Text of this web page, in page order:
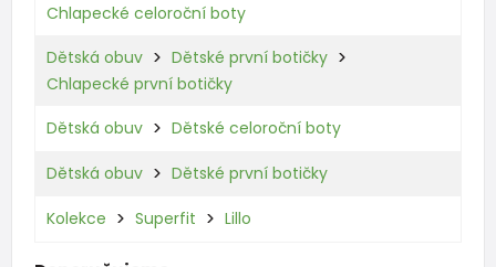
Chlapecké celoroční boty
Dětská obuv
Dětské první botičky
Chlapecké první botičky
Dětská obuv Dětské celoroční boty
Dětská obuv Dětské první botičky
Kolekce Superfit Lillo